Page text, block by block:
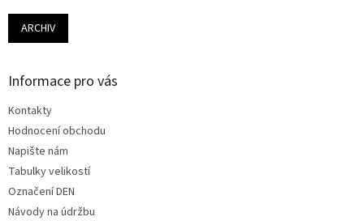
ARCHIV
Informace pro vás
Kontakty
Hodnocení obchodu
Napište nám
Tabulky velikostí
Označení DEN
Návody na údržbu